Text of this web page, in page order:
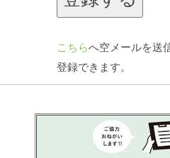
こちらへ空メールを送
登録できます。